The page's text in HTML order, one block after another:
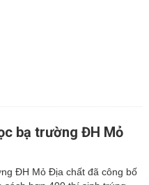
bạ trường ĐH Mỏ
ĐH Mỏ Địa chất đã công bố